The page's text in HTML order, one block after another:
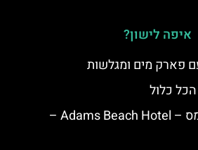
איפה לישון?
פארק מים ומגלשות
כלול
איה נאפה מלון אדמס – Adams Beach Hotel –